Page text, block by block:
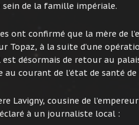
sein de la famille impériale.
ont confirmé que la mère de
Topaz, à la suite d’une
est désormais de retour au
courant de l’état de santé de
Lavigny, cousine de
à un journaliste local :